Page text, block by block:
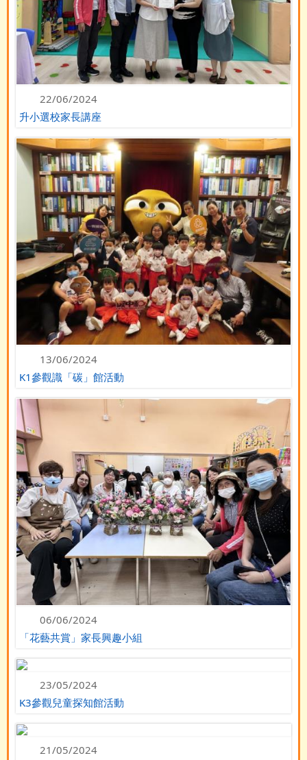
22/06/2024
升小選校家長講座
13/06/2024
K1參觀識「碳」館活動
06/06/2024
「花藝共賞」家長興趣小組
23/05/2024
K3參觀兒童探知館活動
21/05/2024